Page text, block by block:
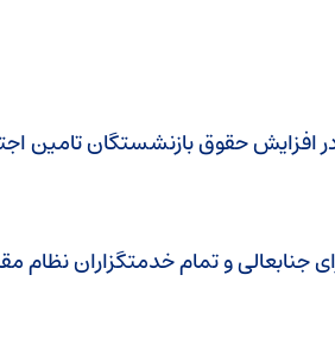
جنابعالی و تمام خدمتگزاران